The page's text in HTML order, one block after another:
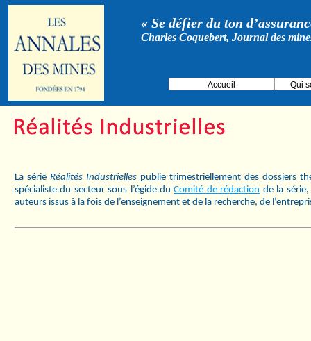
« Se défier du ton
Charles Coquebert, Journal des
Accueil Qui
La série Réalités Industrielles publie trimestriellement des dossiers
spécialiste du secteur sous l’égide duComité de rédaction de la
auteurs issus à la fois de l’enseignement et de la recherche, de